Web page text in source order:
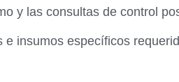
y las consultas de control
insumos específicos